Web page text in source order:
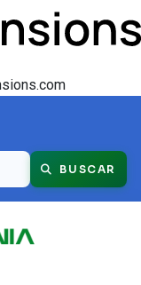
BUSCAR